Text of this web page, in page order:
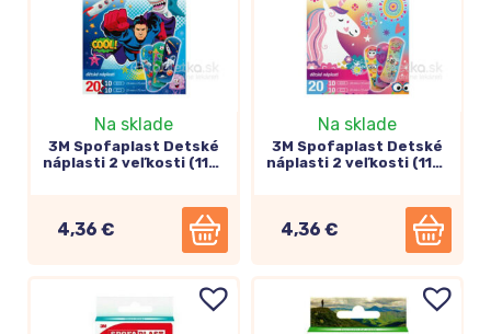
Na sklade
3M Spofaplast Detské
náplasti 2 veľkosti (118)
4,36 €
Na sklade
3M Spofaplast Detské
náplasti 2 veľkosti (119)
4,36 €